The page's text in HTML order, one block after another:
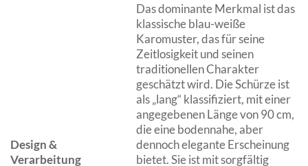
Design &
Verarbeitung
Das dominante Merkmal ist das
klassische blau-weiße
Karomuster, das für seine
Zeitlosigkeit und seinen
traditionellen Charakter
geschätzt wird. Die Schürze ist
als „lang“ klassifiziert, mit einer
angegebenen Länge von 90 cm,
die eine bodennahe, aber
dennoch elegante Erscheinung
bietet. Sie ist mit sorgfältig